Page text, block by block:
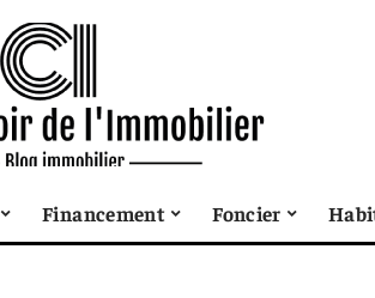
Financement Foncier